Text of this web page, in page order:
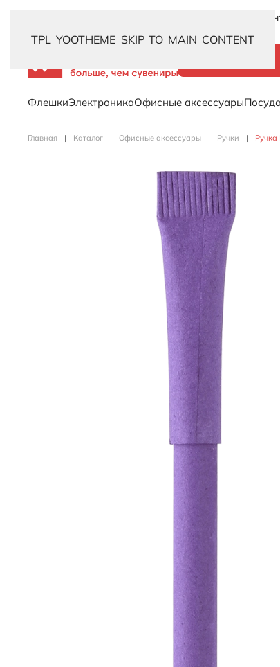
TPL_YOOTHEME_SKIP_TO_MAIN_CONTENT
ФлешкиЭлектроникаОфисные аксессуарыПосуда
Главная Каталог Офисные аксессуары Ручки Ручка